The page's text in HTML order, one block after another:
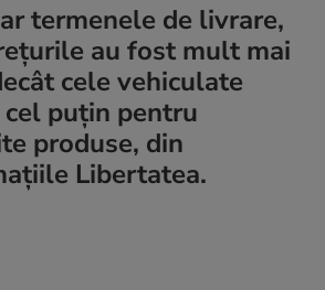
termenele de livrare,
au fost mult mai
cele vehiculate
cel puțin pentru
produse, din
Libertatea.